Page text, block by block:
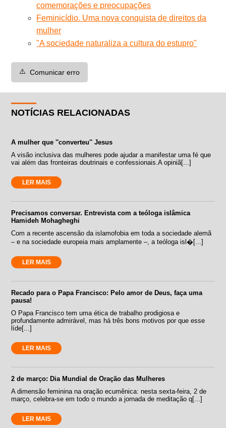
comemorações e preocupações
Feminicídio. Uma nova conquista de direitos da
mulher
"A sociedade naturaliza a cultura do estupro"
⚠️ Comunicar erro
NOTÍCIAS RELACIONADAS
A mulher que ''converteu'' Jesus
A visão inclusiva das mulheres pode ajudar a manifestar uma fé que
vai além das fronteiras doutrinais e confessionais.A opiniã[...]
LER MAIS
Precisamos conversar. Entrevista com a teóloga islâmica
Hamideh Mohagheghi
Com a recente ascensão da islamofobia em toda a sociedade alemã
– e na sociedade europeia mais amplamente –, a teóloga isl�[...]
LER MAIS
Recado para o Papa Francisco: Pelo amor de Deus, faça uma
pausa!
O Papa Francisco tem uma ética de trabalho prodigiosa e
profundamente admirável, mas há três bons motivos por que esse
líde[...]
LER MAIS
2 de março: Dia Mundial de Oração das Mulheres
A dimensão feminina na oração ecumênica: nesta sexta-feira, 2 de
março, celebra-se em todo o mundo a jornada de meditação q[...]
LER MAIS